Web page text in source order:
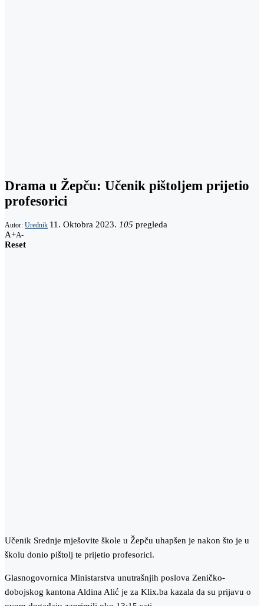
Drama u Žepču: Učenik pištoljem prijetio
profesorici
Autor: Urednik 11. Oktobra 2023. 105 pregleda
A+A-
Reset
Učenik Srednje mješovite škole u Žepču uhapšen je nakon što je u
školu donio pištolj te prijetio profesorici.
Glasnogovornica Ministarstva unutrašnjih poslova Zeničko-
dobojskog kantona Aldina Alić je za Klix.ba kazala da su prijavu o